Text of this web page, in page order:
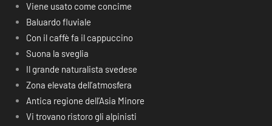
Viene usato come concime
Baluardo fluviale
Con il caffè fa il cappuccino
Suona la sveglia
Il grande naturalista svedese
Zona elevata dell’atmosfera
Antica regione dell’Asia Minore
Vi trovano ristoro gli alpinisti